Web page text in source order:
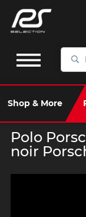
Shop & More
Polo
noir